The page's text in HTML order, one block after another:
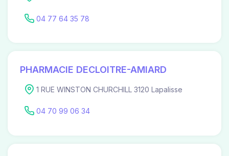
04 77 64 35 78
PHARMACIE DECLOITRE-AMIARD
1 RUE WINSTON CHURCHILL 3120 Lapalisse
04 70 99 06 34